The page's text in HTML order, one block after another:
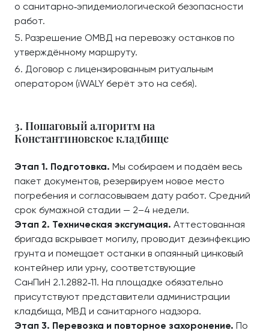
о санитарно‑эпидемиологической безопасности
работ.
Разрешение ОМВД на перевозку останков по
утверждённому маршруту.
Договор с лицензированным ритуальным
оператором (iWALY берёт это на себя).
3. Пошаговый алгоритм на
Константиновское кладбище
Этап 1. Подготовка. Мы собираем и подаём весь
пакет документов, резервируем новое место
погребения и согласовываем дату работ. Средний
срок бумажной стадии — 2–4 недели.
Этап 2. Техническая эксгумация. Аттестованная
бригада вскрывает могилу, проводит дезинфекцию
грунта и помещает останки в опаянный цинковый
контейнер или урну, соответствующие
СанПиН 2.1.2882‑11. На площадке обязательно
присутствуют представители администрации
кладбища, МВД и санитарного надзора.
Этап 3. Перевозка и повторное захоронение. По